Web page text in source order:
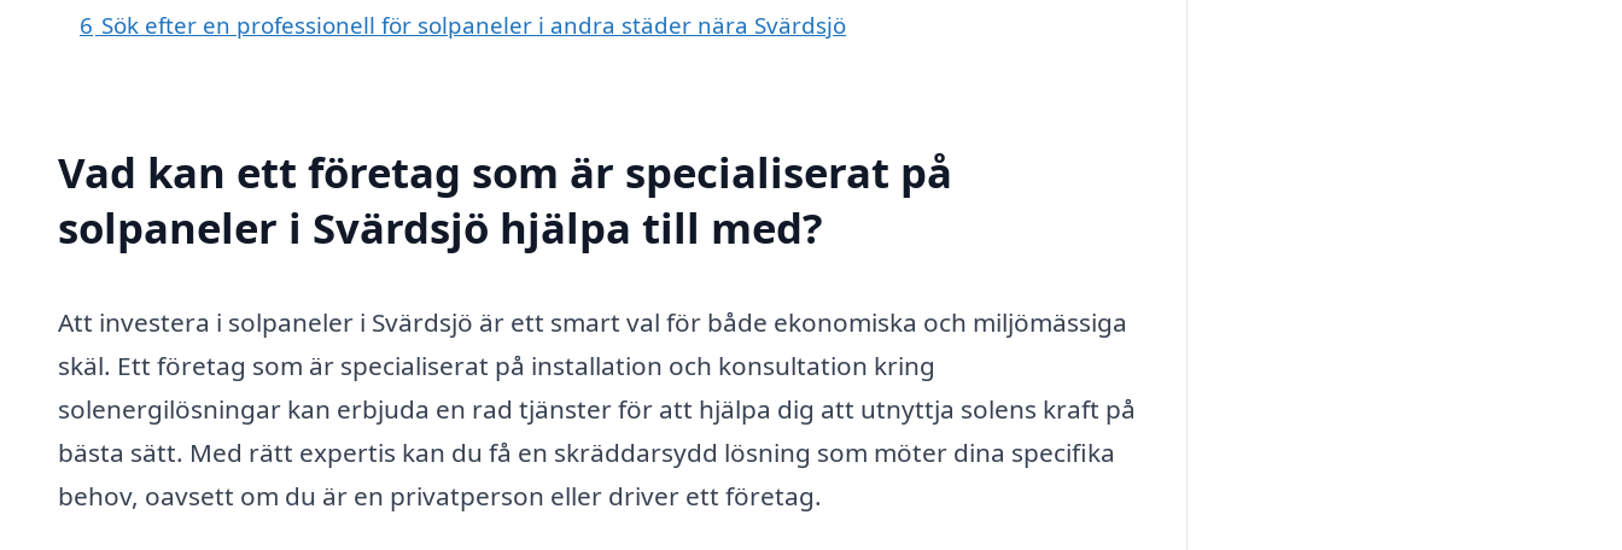
6 Sök efter en professionell för solpaneler i andra städer nära Svärdsjö
Vad kan ett företag som är specialiserat på
solpaneler i Svärdsjö hjälpa till med?
Att investera i solpaneler i Svärdsjö är ett smart val för både ekonomiska och miljömässiga
skäl. Ett företag som är specialiserat på installation och konsultation kring
solenergilösningar kan erbjuda en rad tjänster för att hjälpa dig att utnyttja solens kraft på
bästa sätt. Med rätt expertis kan du få en skräddarsydd lösning som möter dina specifika
behov, oavsett om du är en privatperson eller driver ett företag.